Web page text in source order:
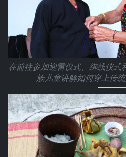
在前往参加迎雷仪式、绑线仪式
族儿童讲解如何穿上传